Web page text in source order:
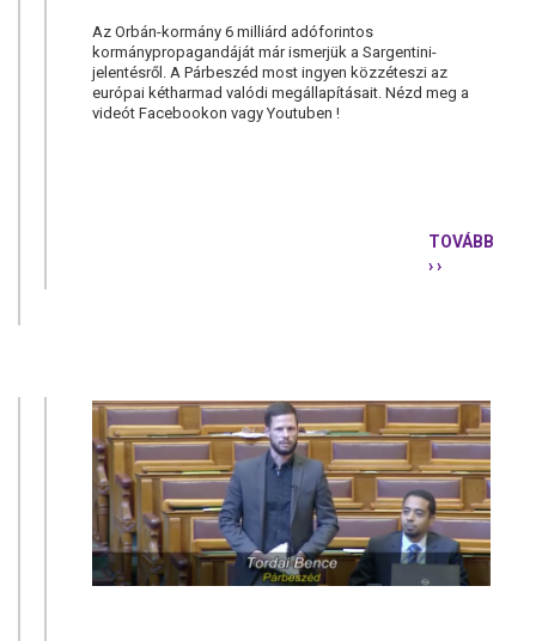
Az Orbán-kormány 6 milliárd adóforintos
kormánypropagandáját már ismerjük a Sargentini-
jelentésről. A Párbeszéd most ingyen közzéteszi az
európai kétharmad valódi megállapításait. Nézd meg a
videót Facebookon vagy Youtuben !
TOVÁBB
› ›
ORBÁN-